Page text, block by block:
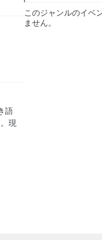
語
現
このジャンルのイベ
ません。